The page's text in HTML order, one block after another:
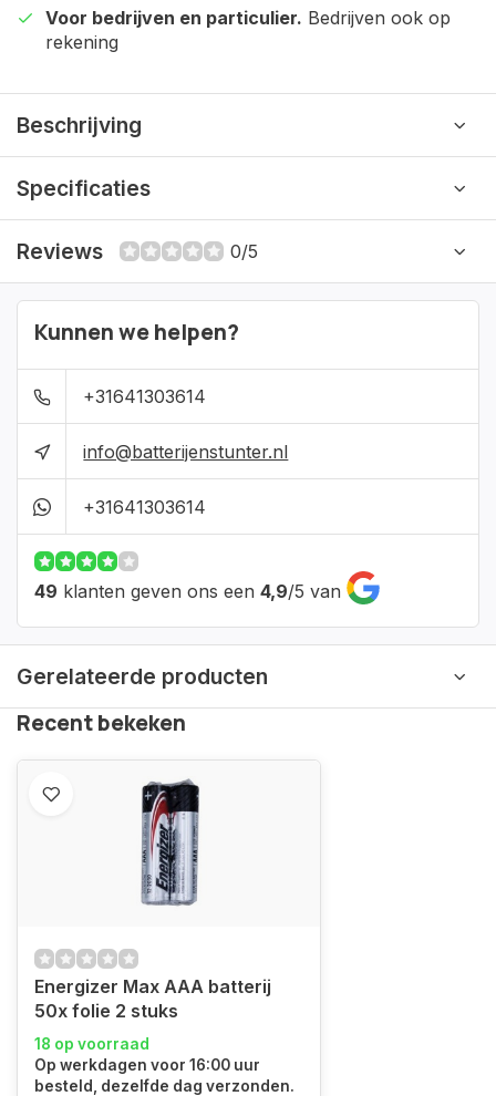
Voor bedrijven en particulier. Bedrijven ook op
rekening
Beschrijving
Specificaties
Reviews 0/5
Kunnen we helpen?
+31641303614
info@batterijenstunter.nl
+31641303614
49 klanten geven ons een 4,9/5 van
Gerelateerde producten
Recent bekeken
Energizer Max AAA batterij
50x folie 2 stuks
18 op voorraad
Op werkdagen voor 16:00 uur
besteld, dezelfde dag verzonden.